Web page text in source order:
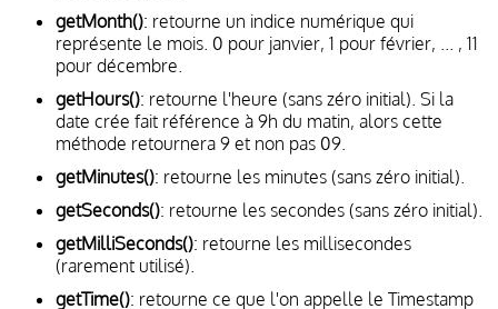
getMonth(): retourne un indice numérique qui
représente le mois. 0 pour janvier, 1 pour février, ... , 11
pour décembre.
getHours(): retourne l'heure (sans zéro initial). Si la
date crée fait référence à 9h du matin, alors cette
méthode retournera 9 et non pas 09.
getMinutes(): retourne les minutes (sans zéro initial).
getSeconds(): retourne les secondes (sans zéro initial).
getMilliSeconds(): retourne les millisecondes
(rarement utilisé).
getTime(): retourne ce que l'on appelle le Timestamp